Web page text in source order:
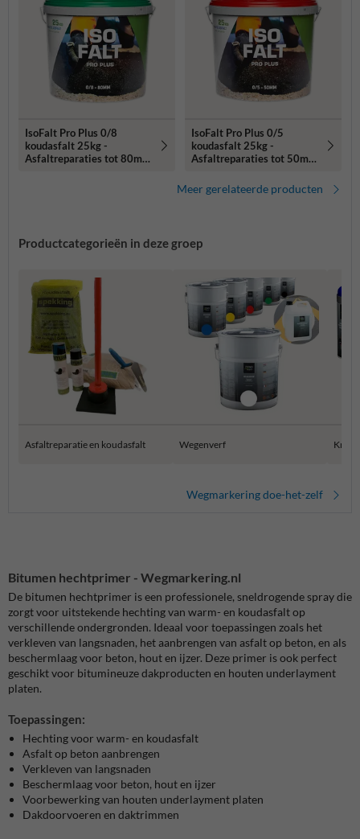
IsoFalt Pro Plus 0/8
koudasfalt 25kg -
Asfaltreparaties tot 80mm
IsoFalt Pro Plus 0/5
koudasfalt 25kg -
Asfaltreparaties tot 50mm
Meer gerelateerde producten
Productcategorieën in deze groep
Asfaltreparatie en koudasfalt Wegenverf
Wegmarkering doe-het-zelf
Bitumen hechtprimer - Wegmarkering.nl
De bitumen hechtprimer is een professionele, sneldrogende spray die
zorgt voor uitstekende hechting van warm- en koudasfalt op
verschillende ondergronden. Ideaal voor toepassingen zoals het
verkleven van langsnaden, het aanbrengen van asfalt op beton, en als
beschermlaag voor beton, hout en ijzer. Deze primer is ook perfect
geschikt voor bitumineuze dakproducten en houten underlayment
platen.
Toepassingen:
Hechting voor warm- en koudasfalt
Asfalt op beton aanbrengen
Verkleven van langsnaden
Beschermlaag voor beton, hout en ijzer
Voorbewerking van houten underlayment platen
Dakdoorvoeren en daktrimmen